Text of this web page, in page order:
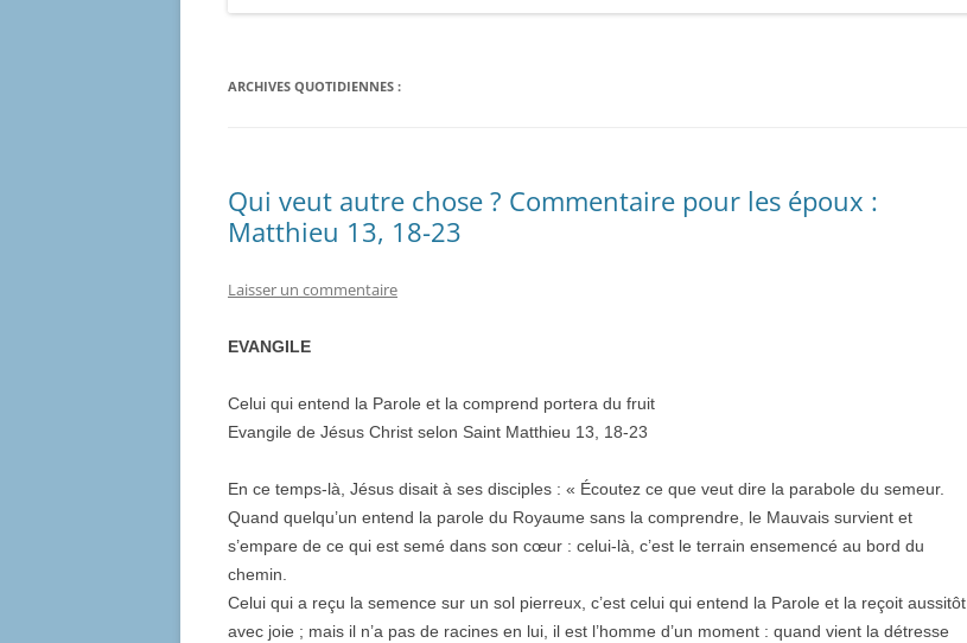
ARCHIVES QUOTIDIENNES :
Qui veut autre chose ? Commentaire pour les époux :
Matthieu 13, 18-23
Laisser un commentaire
EVANGILE
Celui qui entend la Parole et la comprend portera du fruit
Evangile de Jésus Christ selon Saint Matthieu 13, 18-23
En ce temps-là, Jésus disait à ses disciples : « Écoutez ce que veut dire la parabole du semeur.
Quand quelqu’un entend la parole du Royaume sans la comprendre, le Mauvais survient et
s’empare de ce qui est semé dans son cœur : celui-là, c’est le terrain ensemencé au bord du
chemin.
Celui qui a reçu la semence sur un sol pierreux, c’est celui qui entend la Parole et la reçoit aussitôt
avec joie ; mais il n’a pas de racines en lui, il est l’homme d’un moment : quand vient la détresse